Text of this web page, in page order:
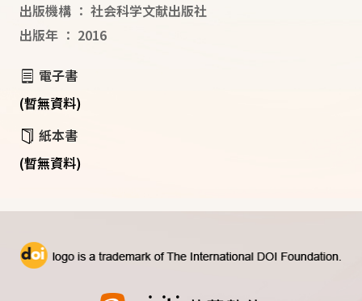
出版機構 ： 社会科学文献出版社
出版年 ： 2016
電子書
(暫無資料)
紙本書
(暫無資料)